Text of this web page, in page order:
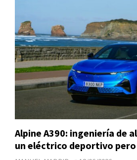
Alpine A390: ingeniería de
un eléctrico deportivo